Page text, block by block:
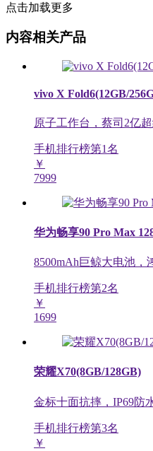
点击加载更多
内容相关产品
vivo X Fold6(12GB/
原子工作台，蔡司2亿
手机排行榜第1名
￥
7999
华为畅享90 Pro Max
8500mAh巨鲸大电池，
手机排行榜第2名
￥
1699
荣耀X70(8GB/128GB)
金标十面抗摔，IP69防
手机排行榜第3名
￥